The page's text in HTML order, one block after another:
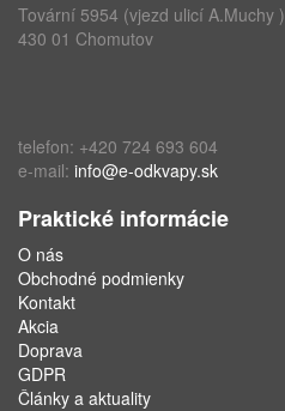
Tovární 5954 (vjezd ulicí A.Muchy )
430 01 Chomutov
telefon: +420 724 693 604
e-mail: info@e-odkvapy.sk
Praktické informácie
O nás
Obchodné podmienky
Kontakt
Akcia
Doprava
GDPR
Články a aktuality